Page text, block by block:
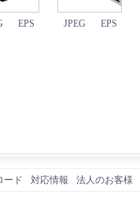
EPS JPEG EPS
ード 対応情報 法人のお客様